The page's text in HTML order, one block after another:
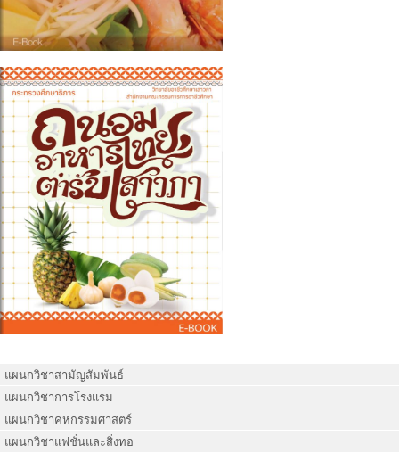
แผนกวิชาสามัญสัมพันธ์
แผนกวิชาการโรงแรม
แผนกวิชาคหกรรมศาสตร์
แผนกวิชาแฟชั่นและสิ่งทอ